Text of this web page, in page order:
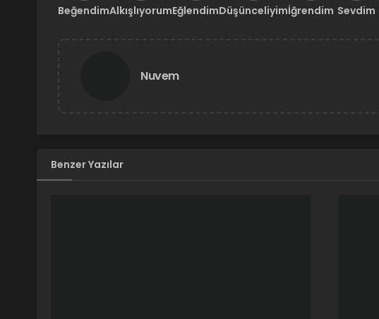
BeğendimAlkışlıyorumEğlendimDüşünceliyimİğrendim Sevdim
Nuvem
Benzer Yazılar